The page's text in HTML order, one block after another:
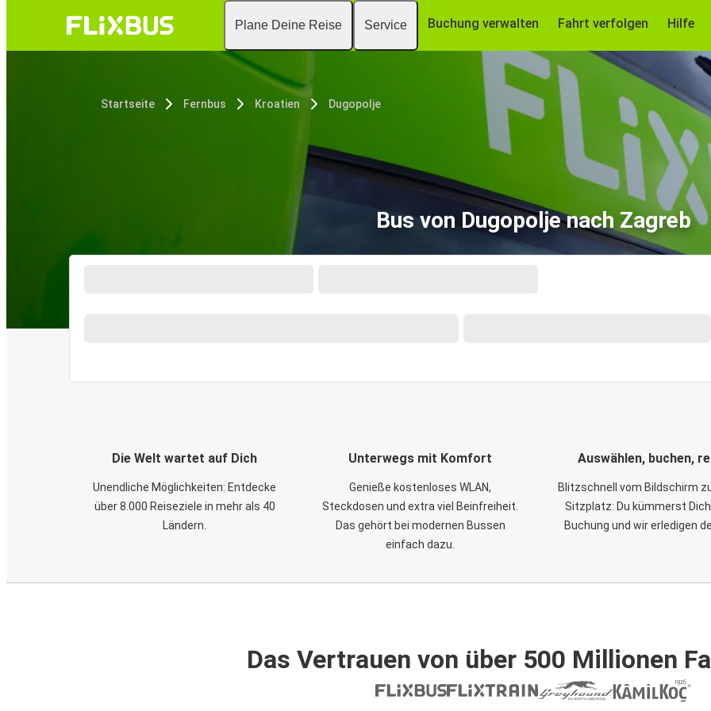
Plane Deine Reise Service Buchung verwalten Fahrt verfolgen Hilfe
Startseite Fernbus Kroatien Dugopolje
Bus von Dugopolje nach Zagreb
Die Welt wartet auf Dich
Unendliche Möglichkeiten: Entdecke
über 8.000 Reiseziele in mehr als 40
Ländern.
Unterwegs mit Komfort
Genieße kostenloses WLAN,
Steckdosen und extra viel Beinfreiheit.
Das gehört bei modernen Bussen
einfach dazu.
Auswählen, buchen,
Blitzschnell vom Bildschirm
Sitzplatz: Du kümmerst
Buchung und wir erledigen
Das Vertrauen von über 500 Millionen